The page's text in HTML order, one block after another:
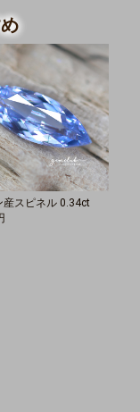
産スピネル 0.34ct